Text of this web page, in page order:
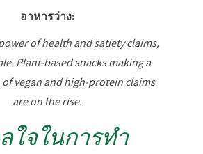
อาหารว่าง:
of health and satiety claims,
Plant-based snacks making a
vegan and high-protein claims
are on the rise.
ใจในการทำ